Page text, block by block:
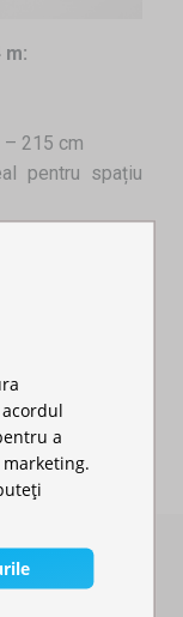
m:
215 cm
pentru spațiu
a